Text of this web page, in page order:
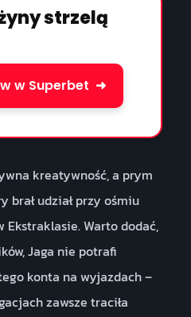
strzelą
w Superbet ➜
kreatywność, a prym
brał udział przy ośmiu
Warto dodać,
Jaga nie potrafi
konta na wyjazdach –
zawsze traciła